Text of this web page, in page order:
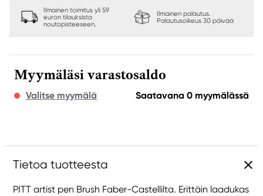
Ilmainen toimitus yli 59
euron tilauksista
noutopisteeseen.
Ilmainen palautus.
Palautusoikeus 30 päivää
Myymäläsi varastosaldo
Valitse myymälä Saatavana 0 myymälässä
Tietoa tuotteesta
PITT artist pen Brush Faber-Castellilta. Erittäin laadukas